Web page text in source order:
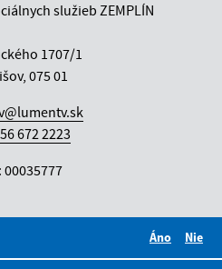
služieb ZEMPLÍN
1707/1
075 01
672 2223
00035777
Áno
Nie